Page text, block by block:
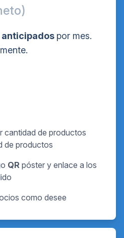
anticipados por mes.
cantidad de productos
de productos
QR póster y enlace a los
como desee